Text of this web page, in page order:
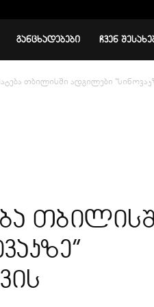
ᲒᲐᲜᲪᲮᲐᲓᲔᲑᲔᲑᲘ ᲩᲕᲔᲜ
თბილისში ადგილები